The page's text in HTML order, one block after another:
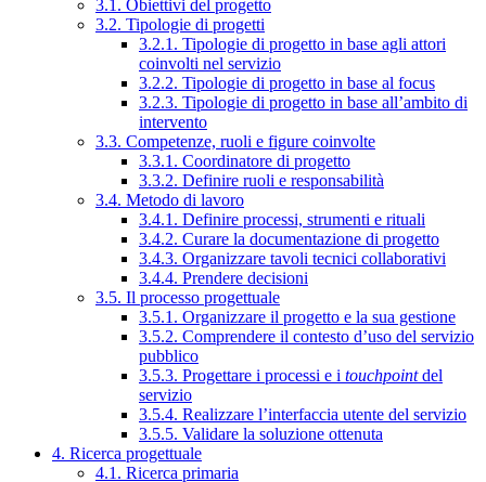
3.1. Obiettivi del progetto
3.2. Tipologie di progetti
3.2.1. Tipologie di progetto in base agli attori
coinvolti nel servizio
3.2.2. Tipologie di progetto in base al focus
3.2.3. Tipologie di progetto in base all’ambito di
intervento
3.3. Competenze, ruoli e figure coinvolte
3.3.1. Coordinatore di progetto
3.3.2. Definire ruoli e responsabilità
3.4. Metodo di lavoro
3.4.1. Definire processi, strumenti e rituali
3.4.2. Curare la documentazione di progetto
3.4.3. Organizzare tavoli tecnici collaborativi
3.4.4. Prendere decisioni
3.5. Il processo progettuale
3.5.1. Organizzare il progetto e la sua gestione
3.5.2. Comprendere il contesto d’uso del servizio
pubblico
3.5.3. Progettare i processi e i touchpointdel
servizio
3.5.4. Realizzare l’interfaccia utente del servizio
3.5.5. Validare la soluzione ottenuta
4. Ricerca progettuale
4.1. Ricerca primaria